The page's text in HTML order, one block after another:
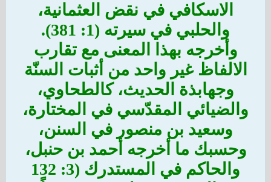
الاسكافي في نقض العثمانية،
والحلبي في سيرته (1: 381).
وأخرجه بهذا المعنى مع تقارب
الالفاظ غير واحد من أثبات السنّة
وجهابذة الحديث، كالطحاوي،
والضيائي المقدّسي في المختارة،
وسعيد بن منصور في السنن،
وحسبك ما أخرجه أحمد بن حنبل،
والحاكم في المستدرك (3: 132